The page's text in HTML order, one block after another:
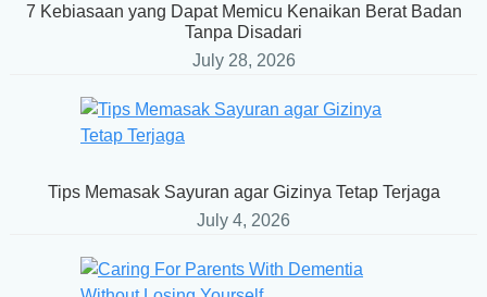
7 Kebiasaan yang Dapat Memicu Kenaikan Berat Badan
Tanpa Disadari
July 28, 2026
Tips Memasak Sayuran agar Gizinya Tetap Terjaga
July 4, 2026